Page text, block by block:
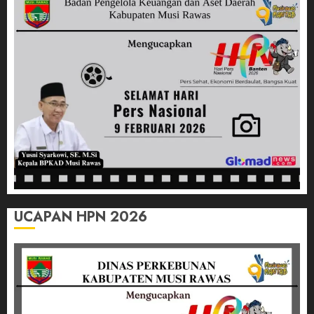
Linggau
Realisasi
Program
12/12/2025
0
UCAPAN HPN 2026